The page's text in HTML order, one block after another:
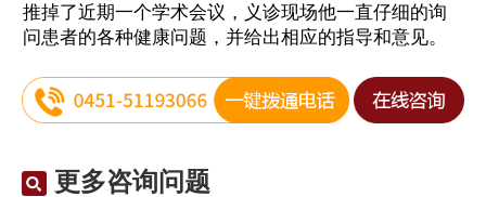
推掉了近期一个学术会议，义诊现场他一直仔细的询
问患者的各种健康问题，并给出相应的指导和意见。
更多咨询问题